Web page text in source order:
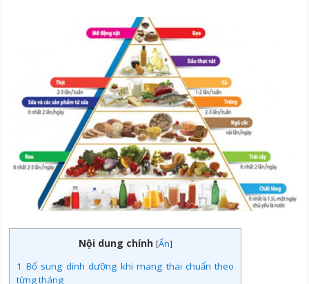
Nội dung chính [Ẩn]
1 Bổ sung dinh dưỡng khi mang thai chuẩn theo
từng tháng